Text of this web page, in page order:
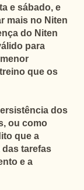
e sábado, e
mais no Niten
do Niten
para
que os
dos
ou como
que a
tarefas
e a